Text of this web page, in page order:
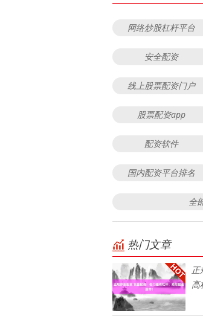
网络炒股杠杆平台
安全配资
线上股票配资门户
股票配资app
配资软件
国内配资平台排名
全
热门文章
高